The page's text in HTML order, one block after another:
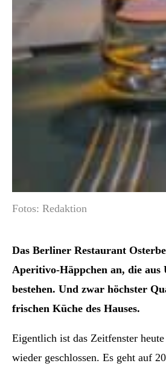
Fotos: Redaktion
Das Berliner Restaurant
Aperitivo-Häppchen an, die aus
bestehen. Und zwar höchster
frischen Küche des Hauses.
Eigentlich ist das Zeitfenster
wieder geschlossen. Es geht auf